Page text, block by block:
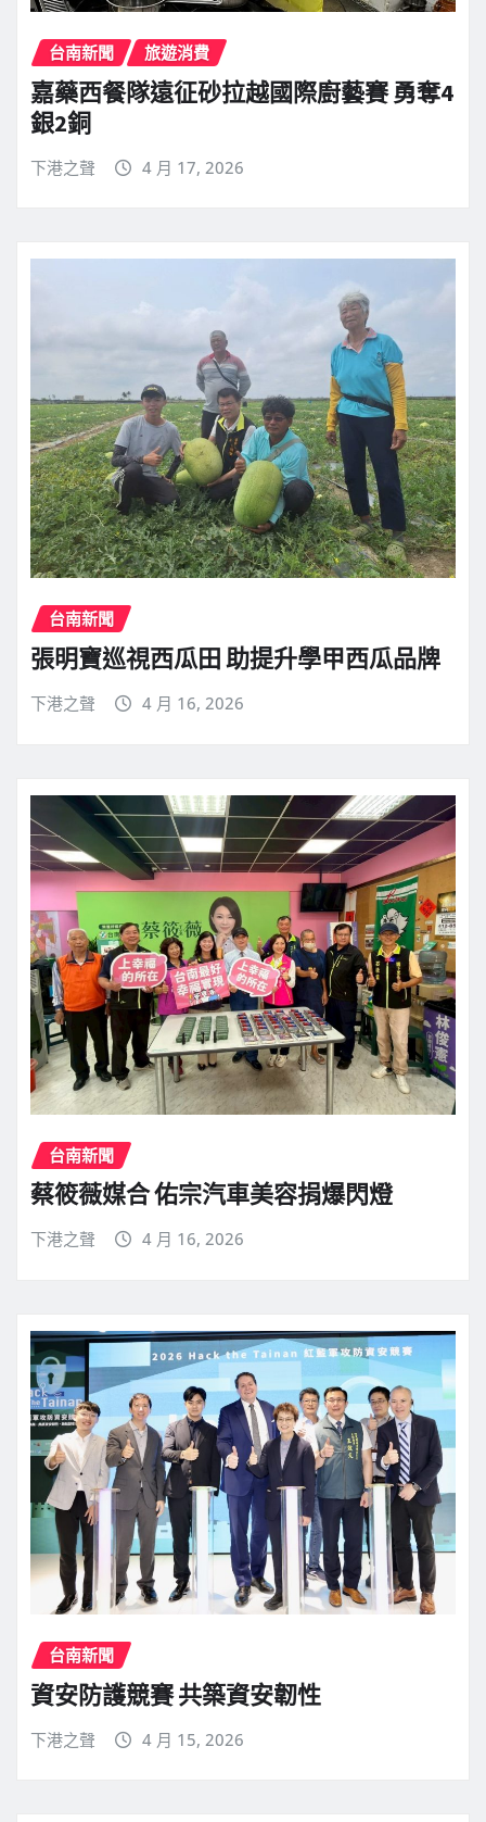
台南新聞 旅遊消費
嘉藥西餐隊遠征砂拉越國際廚藝賽 勇奪4
銀2銅
下港之聲 4 月 17, 2026
台南新聞
張明寶巡視西瓜田 助提升學甲西瓜品牌
下港之聲 4 月 16, 2026
台南新聞
蔡筱薇媒合 佑宗汽車美容捐爆閃燈
下港之聲 4 月 16, 2026
台南新聞
資安防護競賽 共築資安韌性
下港之聲 4 月 15, 2026